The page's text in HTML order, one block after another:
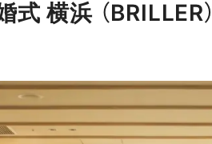
式 横浜 （BRILLER